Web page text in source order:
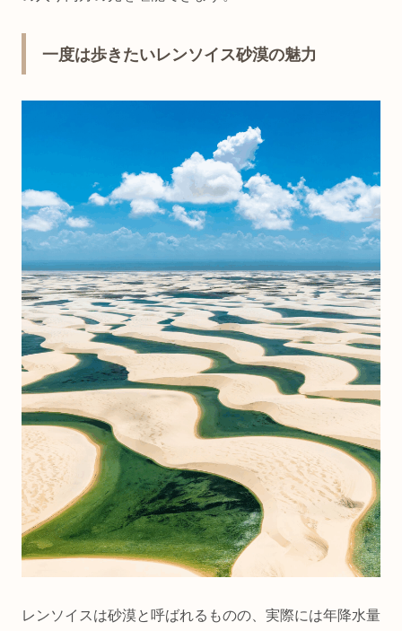
一度は歩きたいレンソイス砂漠の魅力
レンソイスは砂漠と呼ばれるものの、実際には年降水量